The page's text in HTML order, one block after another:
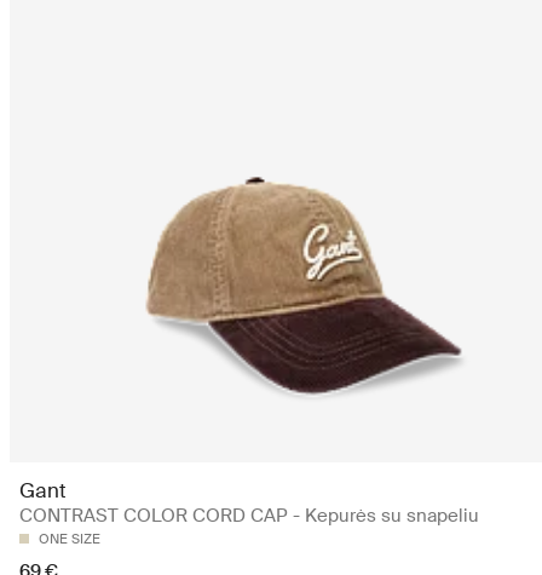
Gant
CONTRAST COLOR CORD CAP - Kepurės su snapeliu
ONE SIZE